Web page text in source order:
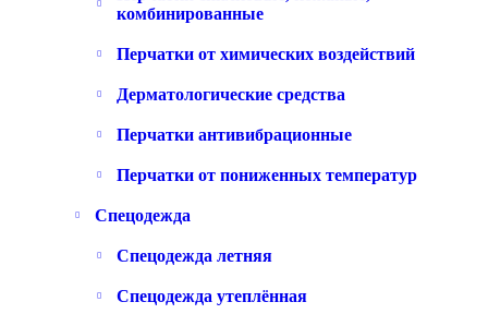
комбинированные
Перчатки от химических воздействий
Дерматологические средства
Перчатки антивибрационные
Перчатки от пониженных температур
Спецодежда
Спецодежда летняя
Спецодежда утеплённая